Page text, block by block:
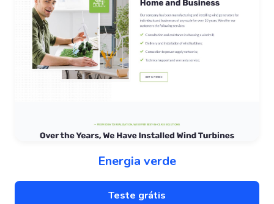
Energia verde
Teste grátis